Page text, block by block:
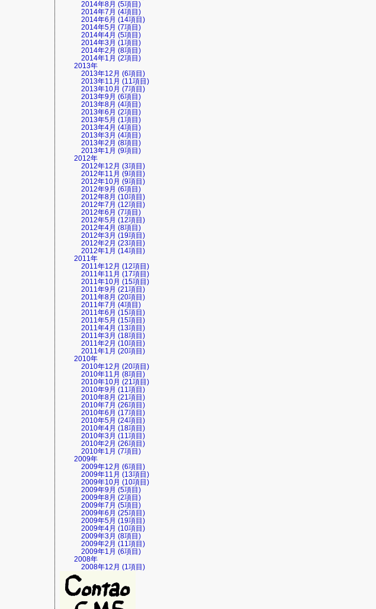
2014年8月 (5項目)
2014年7月 (4項目)
2014年6月 (14項目)
2014年5月 (7項目)
2014年4月 (5項目)
2014年3月 (1項目)
2014年2月 (8項目)
2014年1月 (2項目)
2013年
2013年12月 (6項目)
2013年11月 (11項目)
2013年10月 (7項目)
2013年9月 (6項目)
2013年8月 (4項目)
2013年6月 (2項目)
2013年5月 (1項目)
2013年4月 (4項目)
2013年3月 (4項目)
2013年2月 (8項目)
2013年1月 (9項目)
2012年
2012年12月 (3項目)
2012年11月 (9項目)
2012年10月 (9項目)
2012年9月 (6項目)
2012年8月 (10項目)
2012年7月 (12項目)
2012年6月 (7項目)
2012年5月 (12項目)
2012年4月 (8項目)
2012年3月 (19項目)
2012年2月 (23項目)
2012年1月 (14項目)
2011年
2011年12月 (12項目)
2011年11月 (17項目)
2011年10月 (15項目)
2011年9月 (21項目)
2011年8月 (20項目)
2011年7月 (4項目)
2011年6月 (15項目)
2011年5月 (15項目)
2011年4月 (13項目)
2011年3月 (18項目)
2011年2月 (10項目)
2011年1月 (20項目)
2010年
2010年12月 (20項目)
2010年11月 (8項目)
2010年10月 (21項目)
2010年9月 (11項目)
2010年8月 (21項目)
2010年7月 (26項目)
2010年6月 (17項目)
2010年5月 (24項目)
2010年4月 (18項目)
2010年3月 (11項目)
2010年2月 (26項目)
2010年1月 (7項目)
2009年
2009年12月 (6項目)
2009年11月 (13項目)
2009年10月 (10項目)
2009年9月 (5項目)
2009年8月 (2項目)
2009年7月 (5項目)
2009年6月 (25項目)
2009年5月 (19項目)
2009年4月 (10項目)
2009年3月 (8項目)
2009年2月 (11項目)
2009年1月 (6項目)
2008年
2008年12月 (1項目)